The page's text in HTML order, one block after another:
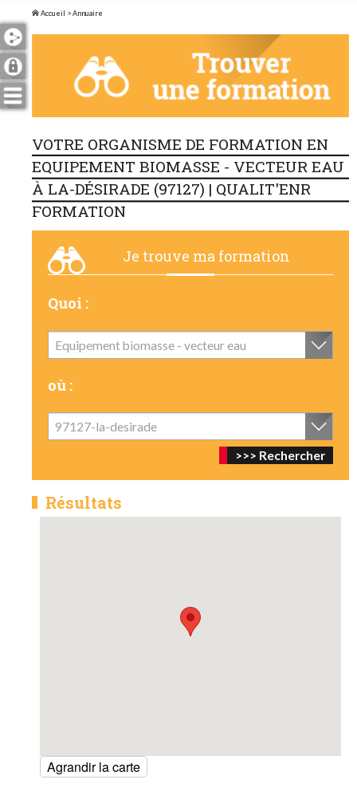
Accueil > Annuaire
VOTRE ORGANISME DE FORMATION EN
EQUIPEMENT BIOMASSE - VECTEUR EAU
À LA-DÉSIRADE (97127) | QUALIT'ENR
FORMATION
Je trouve ma formation
Quoi :
Equipement biomasse - vecteur eau
où :
97127-la-desirade
Résultats
Agrandir la carte